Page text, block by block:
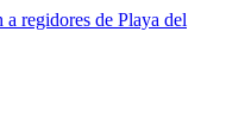
regidores de Playa del